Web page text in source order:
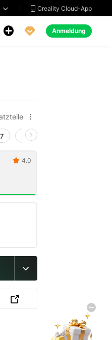
  Creality Cloud-App
  Anmeldung

Creality Hi
 4.0

